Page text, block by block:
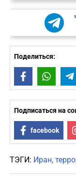
Поделиться:
Facebook
Подписаться на
facebook
ТЭГИ: Иран